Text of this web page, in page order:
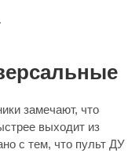
замечают, что
выходит из
с тем, что пульт ДУ